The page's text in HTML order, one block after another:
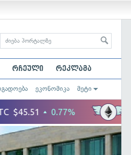
რჩეული რეკლამა
ეკონომიკა მეტი